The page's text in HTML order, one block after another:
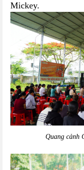
Mickey.
Quang cảnh